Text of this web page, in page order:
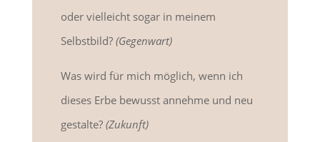
oder vielleicht sogar in meinem
Selbstbild? (Gegenwart)
Was wird für mich möglich, wenn ich
dieses Erbe bewusst annehme und neu
gestalte? (Zukunft)